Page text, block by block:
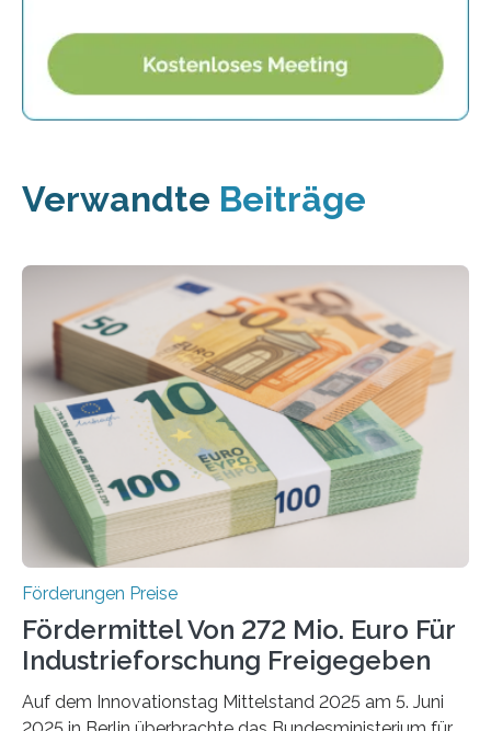
Verwandte Beiträge
Förderungen Preise
Fördermittel Von 272 Mio. Euro Für
Industrieforschung Freigegeben
Auf dem Innovationstag Mittelstand 2025 am 5. Juni